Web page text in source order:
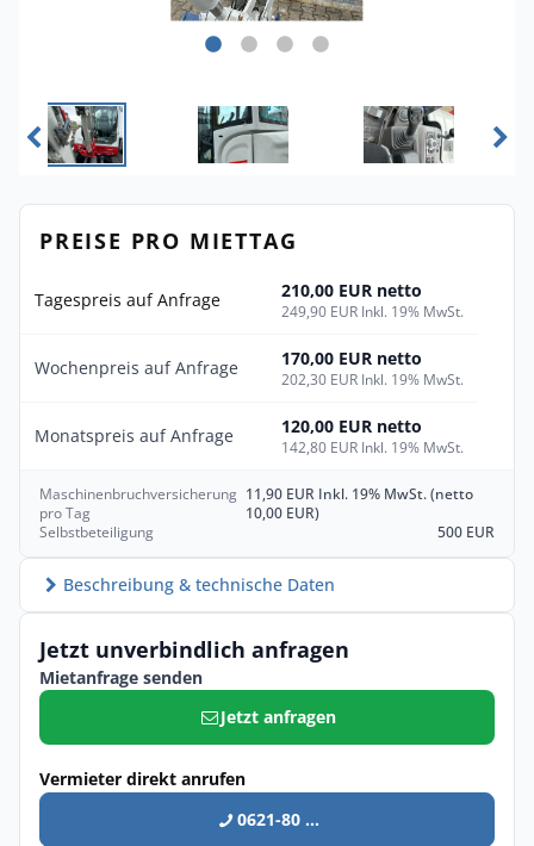
PREISE PRO MIETTAG
Tagespreis auf Anfrage 210,00 EUR netto
249,90 EUR Inkl. 19% MwSt.
Wochenpreis auf Anfrage 170,00 EUR netto
202,30 EUR Inkl. 19% MwSt.
Monatspreis auf Anfrage 120,00 EUR netto
142,80 EUR Inkl. 19% MwSt.
Maschinenbruchversicherung
pro Tag
11,90 EUR Inkl. 19% MwSt. (netto
10,00 EUR)
Selbstbeteiligung
500 EUR
Beschreibung & technische Daten
Jetzt unverbindlich anfragen
Mietanfrage senden
Jetzt anfragen
Vermieter direkt anrufen
0621-80 ...